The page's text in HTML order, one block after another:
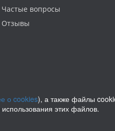
Частые вопросы
Отзывы
о cookies), а также файлы
этих файлов.